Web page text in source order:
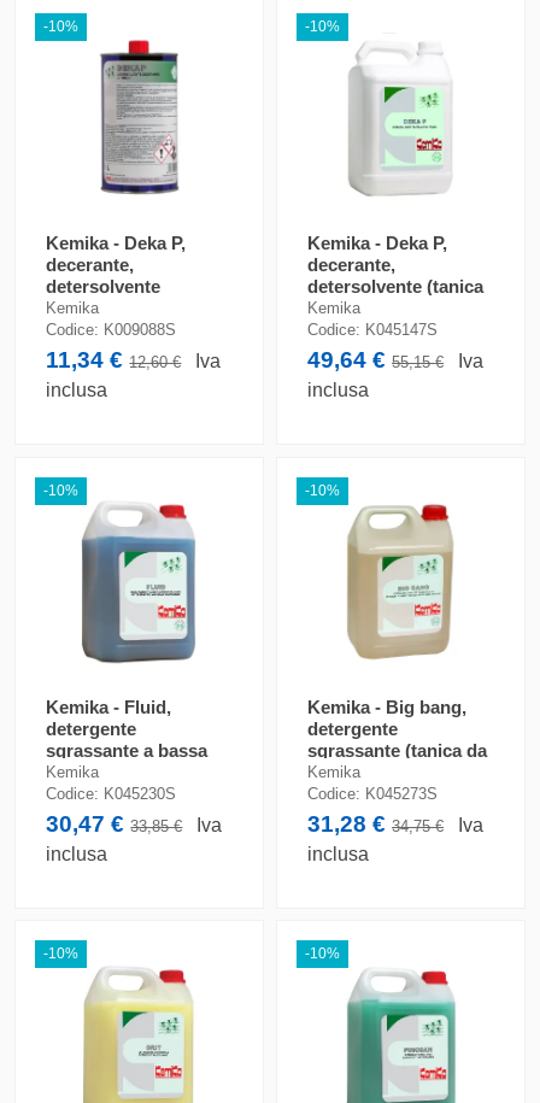
-10%
Kemika - Deka P,
decerante,
detersolvente
(flacone da 1 lt)
Kemika
Codice: K009088S
11,34 €12,60 €
Iva
inclusa
-10%
Kemika - Deka P,
decerante,
detersolvente (tanica
da 5 lt)
Kemika
Codice: K045147S
49,64 €55,15 €
Iva
inclusa
-10%
Kemika - Fluid,
detergente
sgrassante a bassa
schiuma (tanica da 5
kg)
Kemika
Codice: K045230S
30,47 €33,85 €
Iva
inclusa
-10%
Kemika - Big bang,
detergente
sgrassante (tanica da
5 kg)
Kemika
Codice: K045273S
31,28 €34,75 €
Iva
inclusa
-10% -10%